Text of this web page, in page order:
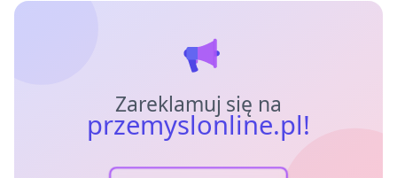
Zareklamuj się na
przemyslonline.pl!